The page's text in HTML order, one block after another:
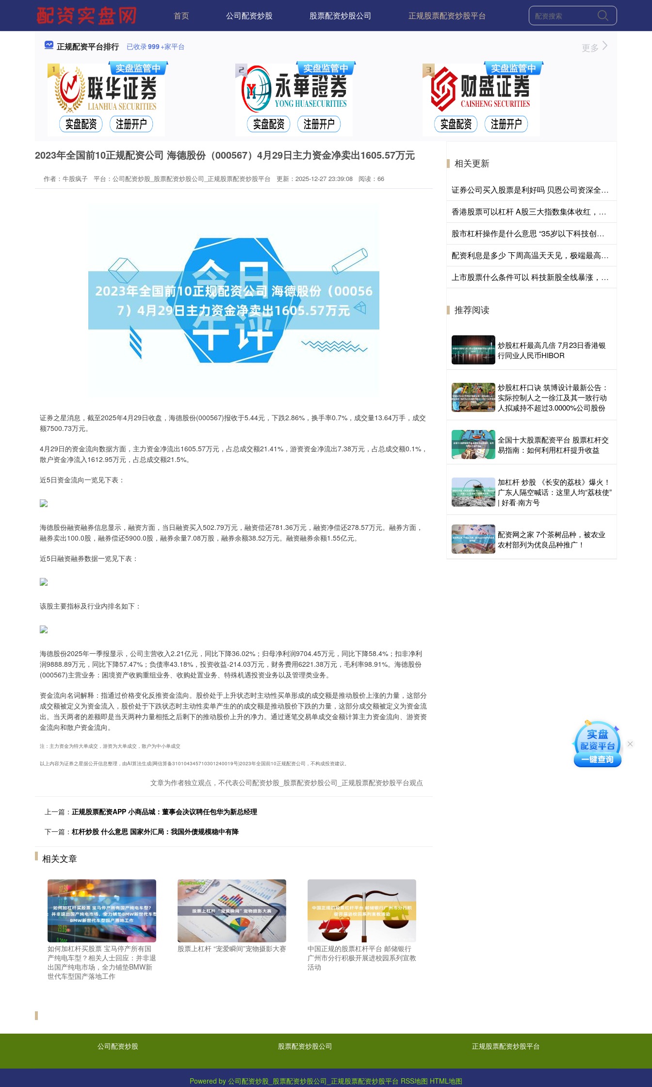
首页 公司配资炒股 股票配资炒股公司 正规股票配资炒股平台
正规配资平台排行 已收录999+家平台 更多
2023年全国前10正规配资公司 海德股份（000567）4月29日主力资金净卖出1605.57万元
作者：牛股疯子 平台：公司配资炒股_股票配资炒股公司_正规股票配资炒股平台 更新：2025-12-27 23:39:08 阅读：66
证券之星消息，截至2025年4月29日收盘，海德股份(000567)报收于5.44元，下跌2.86%，换手率0.7%，成交量13.64万手，成交
额7500.73万元。
4月29日的资金流向数据方面，主力资金净流出1605.57万元，占总成交额21.41%，游资资金净流出7.38万元，占总成交额0.1%，
散户资金净流入1612.95万元，占总成交额21.5%。
近5日资金流向一览见下表：
海德股份融资融券信息显示，融资方面，当日融资买入502.79万元，融资偿还781.36万元，融资净偿还278.57万元。融券方面，
融券卖出100.0股，融券偿还5900.0股，融券余量7.08万股，融券余额38.52万元。融资融券余额1.55亿元。
近5日融资融券数据一览见下表：
该股主要指标及行业内排名如下：
海德股份2025年一季报显示，公司主营收入2.21亿元，同比下降36.02%；归母净利润9704.45万元，同比下降58.4%；扣非净利
润9888.89万元，同比下降57.47%；负债率43.18%，投资收益-214.03万元，财务费用6221.38万元，毛利率98.91%。海德股份
(000567)主营业务：困境资产收购重组业务、收购处置业务、特殊机遇投资业务以及管理类业务。
资金流向名词解释：指通过价格变化反推资金流向。股价处于上升状态时主动性买单形成的成交额是推动股价上涨的力量，这部分
成交额被定义为资金流入，股价处于下跌状态时主动性卖单产生的的成交额是推动股价下跌的力量，这部分成交额被定义为资金流
出。当天两者的差额即是当天两种力量相抵之后剩下的推动股价上升的净力。通过逐笔交易单成交金额计算主力资金流向、游资资
金流向和散户资金流向。
注：主力资金为特大单成交，游资为大单成交，散户为中小单成交
以上内容为证券之星据公开信息整理，由AI算法生成(网信算备310104345710301240019号)2023年全国前10正规配资公司，不构成投资建议。
文章为作者独立观点，不代表公司配资炒股_股票配资炒股公司_正规股票配资炒股平台观点
上一篇： 正规股票配资APP 小商品城：董事会决议聘任包华为新总经理
下一篇： 杠杆炒股 什么意思 国家外汇局：我国外债规模稳中有降
相关文章
如何加杠杆买股票 宝马停产所有国
产纯电车型？相关人士回应：并非退
出国产纯电市场，全力铺垫BMW新
世代车型国产落地工作
股票上杠杆 “宠爱瞬间”宠物摄影大赛
中国正规的股票杠杆平台 邮储银行
广州市分行积极开展进校园系列宣教
活动
相关更新
证券公司买入股票是利好吗 贝恩公司资深全球合伙人：能源转型需全球合作，中国发展受关注
香港股票可以杠杆 A股三大指数集体收红，午后放量超2000亿元，沪深300ETF易方达（510310）获资金关注
股市杠杆操作是什么意思 “35岁以下科技创新35人”中国入选者揭晓，5位上海科学家上榜
配资利息是多少 下周高温天天见，极端最高38℃；雪落漾路通车，青浦⇋吴江仅5分钟
上市股票什么条件可以 科技新股全线暴涨，人形机器人第一股又要登录，市场热度如何评估？
推荐阅读
炒股杠杆最高几倍 7月23日香港银
行同业人民币HIBOR
炒股杠杆口诀 筑博设计最新公告：
实际控制人之一徐江及其一致行动
人拟减持不超过3.0000%公司股份
全国十大股票配资平台 股票杠杆交
易指南：如何利用杠杆提升收益
加杠杆 炒股 《长安的荔枝》爆火！
广东人隔空喊话：这里人均“荔枝使”
| 好看·南方号
配资网之家 7个茶树品种，被农业
农村部列为优良品种推广！
公司配资炒股 股票配资炒股公司 正规股票配资炒股平台
Powered by 公司配资炒股_股票配资炒股公司_正规股票配资炒股平台 RSS地图 HTML地图